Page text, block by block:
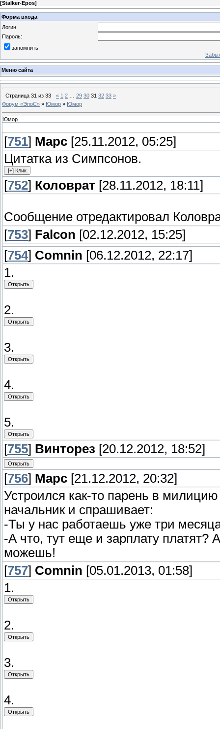
[Stalker-Epos]
Форма входа
Логин:
Пароль:
запомнить
Меню сайта
Страница 31 из 33 « 1 2 29 30 31 32 33 »
Форум «ЭпоС» » Юмор » Юмор
Юмор
[751] Марс [25.11.2012, 05:25]
Цитатка из Симпсонов.
[752] Коловрат [28.11.2012, 18:11]
Сообщение отредактировал
[753] Falcon [02.12.2012, 15:25]
[754] Comnin [06.12.2012, 22:17]
1.
2.
3.
4.
5.
[755] Винторез [20.12.2012, 18:52]
[756] Марс [21.12.2012, 20:32]
Устроился как-то парень в
начальник и спрашивает:
-Ты у нас работаешь уже три
-А что, тут еще и зарплату платят?
можешь!
[757] Comnin [05.01.2013, 01:58]
1.
2.
3.
4.